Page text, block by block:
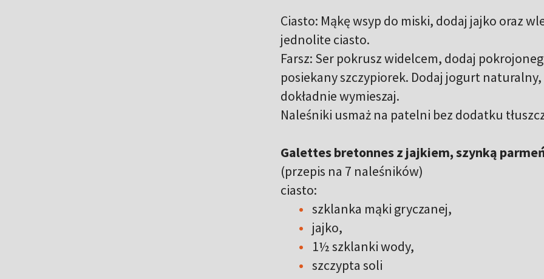
Ciasto: Mąkę wsyp do miski, dodaj jajko oraz
jednolite ciasto.
Farsz: Ser pokrusz widelcem, dodaj
posiekany szczypiorek. Dodaj jogurt
dokładnie wymieszaj.
Naleśniki usmaż na patelni bez dodatku
Galettes bretonnes z jajkiem, szynką
(przepis na 7 naleśników)
ciasto:
szklanka mąki gryczanej,
jajko,
1½ szklanki wody,
szczypta soli